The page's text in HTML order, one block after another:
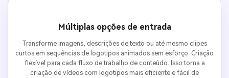
Múltiplas opções de entrada
Transforme imagens, descrições de texto ou até mesmo clipes
curtos em sequências de logotipos animados sem esforço. Criação
flexível para cada fluxo de trabalho de conteúdo. Isso torna a
criação de vídeos com logotipos mais eficiente e fácil de